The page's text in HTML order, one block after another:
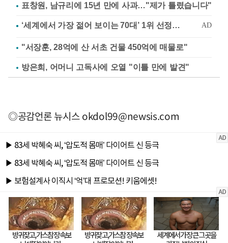
표창원, 남규리에 15년 만에 사과…"제가 틀렸습니다"
"서장훈, 28억에 산 서초 건물 450억에 매물로"
방은희, 어머니 고독사에 오열 "이틀 만에 발견"
◎공감언론 뉴시스okdol99@newsis.com